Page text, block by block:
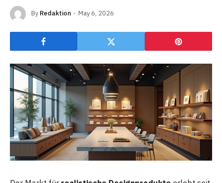
By Redaktion May 6, 2026